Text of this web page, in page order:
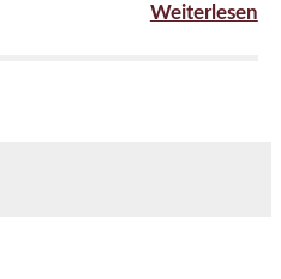
Weiterlesen